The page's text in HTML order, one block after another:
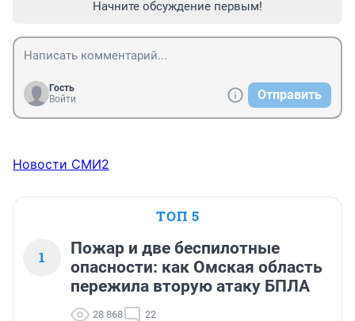
Начните обсуждение первым!
Гость
Войти
Отправить
Новости СМИ2
ТОП 5
1
Пожар и две беспилотные
опасности: как Омская область
пережила вторую атаку БПЛА
28 868 22